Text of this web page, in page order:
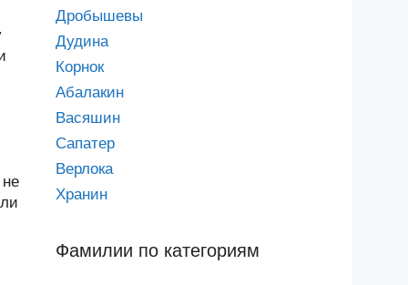
Дробышевы
Дудина
Корнок
Абалакин
Васяшин
Сапатер
Верлока
Хранин
Фамилии по категориям